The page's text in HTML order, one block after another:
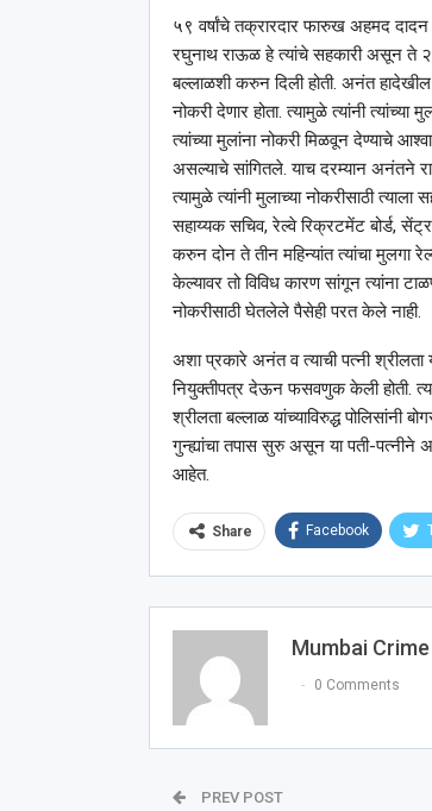
५९ वर्षांचे तक्रारदार फारुख अहमद
रघुनाथ राऊळ हे त्यांचे सहकारी असून ते
बल्लाळशी करुन दिली होती. अनंत हादेखील
नोकरी देणार होता. त्यामुळे त्यांनी
त्यांच्या मुलांना नोकरी मिळवून देण्याचे
असल्याचे सांगितले. याच दरम्यान अनंतने
त्यामुळे त्यांनी मुलाच्या नोकरीसाठी
सहाय्यक सचिव, रेल्वे रिक्रटमेंट बोर्ड,
करुन दोन ते तीन महिन्यांत त्यांचा मुलगा
केल्यावर तो विविध कारण सांगून त्यांना
नोकरीसाठी घेतलेले पैसेही परत केले नाही.
अशा प्रकारे अनंत व त्याची पत्नी श्रीलता
नियुक्तीपत्र देऊन फसवणुक केली होती.
श्रीलता बल्लाळ यांच्याविरुद्ध
गुन्ह्यांचा तपास सुरु असून या पती-
आहेत.
Share Facebook
Mumbai
0 Comments
PREV POST